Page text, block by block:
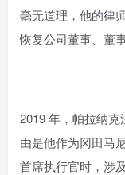
毫无道理，他的律
恢复公司董事、董
2019 年，帕拉纳
由是他作为冈田马
首席执行官时，涉